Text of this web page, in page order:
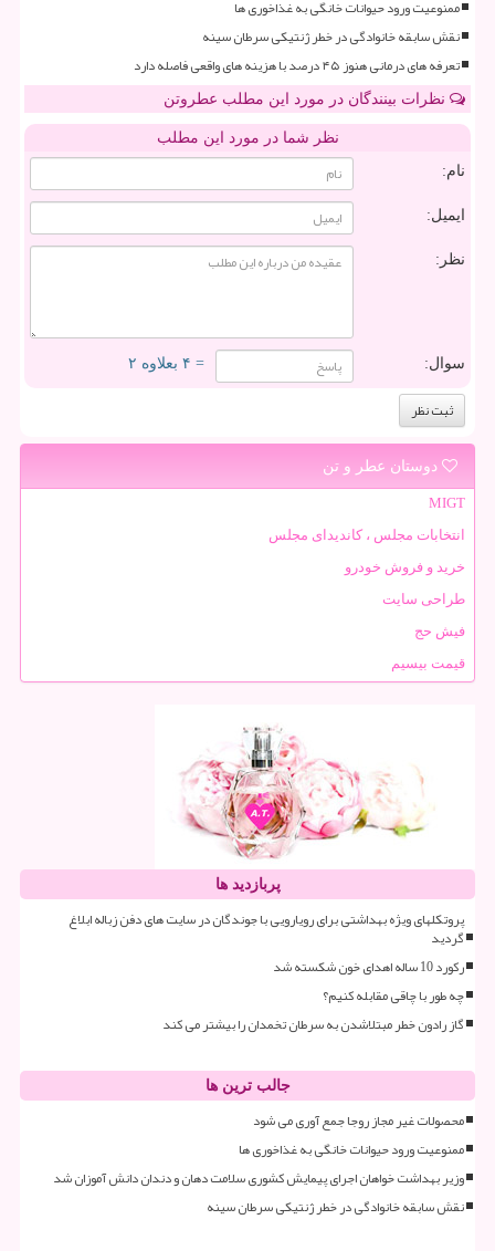
ممنوعیت ورود حیوانات خانگی به غذاخوری ها
نقش سابقه خانوادگی در خطر ژنتیکی سرطان سینه
تعرفه های درمانی هنوز ۴۵ درصد با هزینه های واقعی فاصله دارد
نظرات بینندگان در مورد این مطلب عطروتن
نظر شما در مورد این مطلب
نام:
ایمیل:
نظر:
سوال: = ۴ بعلاوه ۲
دوستان عطر و تن
MIGT
انتخابات مجلس ، کاندیدای مجلس
خرید و فروش خودرو
طراحی سایت
فیش حج
قیمت بیسیم
پربازدید ها
پروتکلهای ویژه بهداشتی برای رویارویی با جوندگان در سایت های دفن زباله ابلاغ
گردید
رکورد 10 ساله اهدای خون شکسته شد
چه طور با چاقی مقابله کنیم؟
گاز رادون خطر مبتلاشدن به سرطان تخمدان را بیشتر می کند
جالب ترین ها
محصولات غیر مجاز روجا جمع آوری می شود
ممنوعیت ورود حیوانات خانگی به غذاخوری ها
وزیر بهداشت خواهان اجرای پیمایش کشوری سلامت دهان و دندان دانش آموزان شد
نقش سابقه خانوادگی در خطر ژنتیکی سرطان سینه